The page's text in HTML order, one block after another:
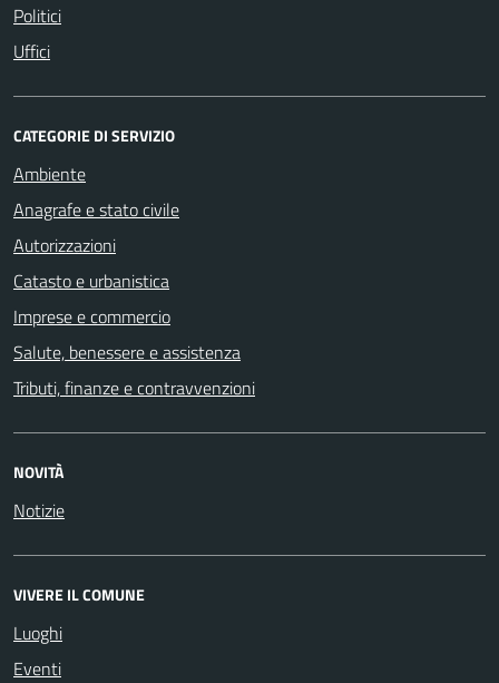
Politici
Uffici
CATEGORIE DI SERVIZIO
Ambiente
Anagrafe e stato civile
Autorizzazioni
Catasto e urbanistica
Imprese e commercio
Salute, benessere e assistenza
Tributi, finanze e contravvenzioni
NOVITÀ
Notizie
VIVERE IL COMUNE
Luoghi
Eventi